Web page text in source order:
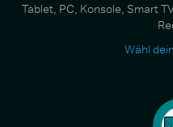
Tablet, PC, Konsole, Smart
Wähl